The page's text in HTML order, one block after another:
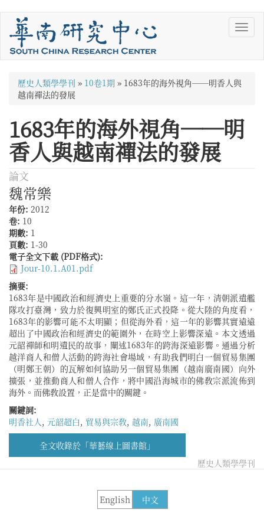
您
在
這
裡
歷史人類學學刊 » 10卷1期 » 1683年的海外視角──明香人與
越南禪法的發展
1683年的海外視角──明
香人與越南禪法的發展
論文
魏常樂
年份: 2012
卷: 10
期數: 1
頁數: 1-30
電子全文下載 (PDF格式):
Jour-10.1.A01.pdf
摘要:
1683年是中國政治和經濟史上重要的分水嶺。這一年，清朝派遣艦
隊攻打臺灣，致力於復興明室的鄭氏正式投降。從大陸的角度看，
1683年的影響可能不太明顯；但從海外看，這一年的影響其實遠遠
超出了中國政治和經濟史的範圍外，在時空上影響深遠。本文透過
元韶禪師和明遺民的故事，闡述1683年的跨海深遠影響。通過分析
越洋商人和僧人活動的跨海社會場域，有助我們明白一個貿易集團
（明鄭王朝）的瓦解如何協助另一個貿易集團（越南廣南國）向外
擴張，並推動商人和僧人合作，將中國沿海城市的佛敎宗派流佈到
海外。而佛敎設置，正是當中的關鍵。
關鍵詞:
明香社人, 元韶超白, 貿易與宗敎, 越南, 廣南國
全文收錄於「華藝線上圖書館」
歷史人類學學刊
中文
English